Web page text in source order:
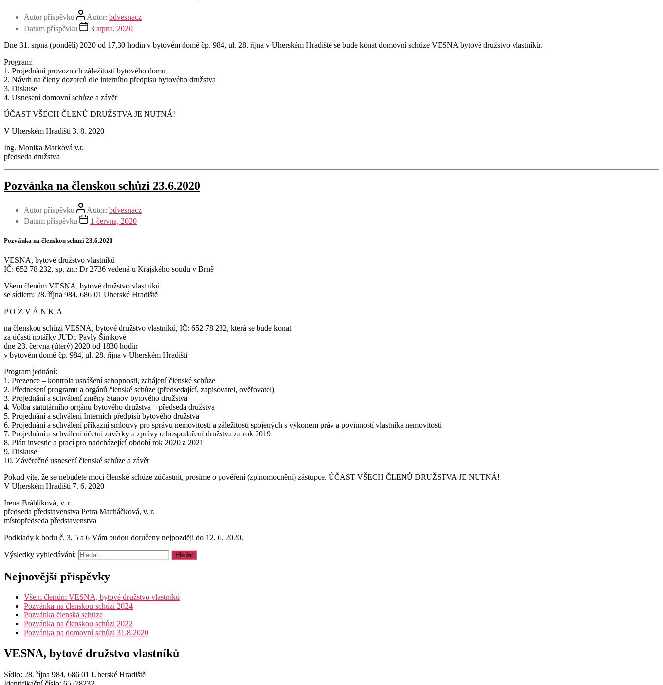
Autor příspěvku Autor: bdvesnacz
Datum příspěvku
3 srpna, 2020
Dne 31. srpna (pondělí) 2020 od 17,30 hodin v bytovém domě čp. 984, ul. 28. října v Uherském Hradiště se bude konat domovní schůze VESNA bytové družstvo vlastníků.
Program:
1. Projednání provozních záležitostí bytového domu
2. Návrh na členy dozorců dle interního předpisu bytového družstva
3. Diskuse
4. Usnesení domovní schůze a závěr
ÚČAST VŠECH ČLENŮ DRUŽSTVA JE NUTNÁ!
V Uherském Hradišti 3. 8. 2020
Ing. Monika Marková v.r.
předseda družstva
Pozvánka na členskou schůzi 23.6.2020
Autor příspěvku Autor: bdvesnacz
Datum příspěvku
1 června, 2020
Pozvánka na členskou schůzi 23.6.2020
VESNA, bytové družstvo vlastníků
IČ: 652 78 232, sp. zn.: Dr 2736 vedená u Krajského soudu v Brně
Všem členům VESNA, bytové družstvo vlastníků
se sídlem: 28. října 984, 686 01 Uherské Hradiště
P O Z V Á N K A
na členskou schůzi VESNA, bytové družstvo vlastníků, IČ: 652 78 232, která se bude konat
za účasti notářky JUDr. Pavly Šimkové
dne 23. června (úterý) 2020 od 1830 hodin
v bytovém domě čp. 984, ul. 28. října v Uherském Hradišti
Program jednání:
1. Prezence – kontrola usnášení schopnosti, zahájení členské schůze
2. Přednesení programu a orgánů členské schůze (předsedající, zapisovatel, ověřovatel)
3. Projednání a schválení změny Stanov bytového družstva
4. Volba statutárního orgánu bytového družstva – předseda družstva
5. Projednání a schválení Interních předpisů bytového družstva
6. Projednání a schválení příkazní smlouvy pro správu nemovitostí a záležitostí spojených s výkonem práv a povinností vlastníka nemovitosti
7. Projednání a schválení účetní závěrky a zprávy o hospodaření družstva za rok 2019
8. Plán investic a prací pro nadcházející období rok 2020 a 2021
9. Diskuse
10. Závěrečné usnesení členské schůze a závěr
Pokud víte, že se nebudete moci členské schůze zúčastnit, prosíme o pověření (zplnomocnění) zástupce. ÚČAST VŠECH ČLENŮ DRUŽSTVA JE NUTNÁ!
V Uherském Hradišti 7. 6. 2020
Irena Bráblíková, v. r.
předseda představenstva Petra Macháčková, v. r.
místopředseda představenstva
Podklady k bodu č. 3, 5 a 6 Vám budou doručeny nejpozději do 12. 6. 2020.
Výsledky vyhledávání:
Nejnovější příspěvky
Všem členům VESNA, bytové družstvo vlastníků
Pozvánka na členskou schůzi 2024
Pozvánka členská schůze
Pozvánka na členskou schůzi 2022
Pozvánka na domovní schůzi 31.8.2020
VESNA, bytové družstvo vlastníků
Sídlo: 28. října 984, 686 01 Uherské Hradiště